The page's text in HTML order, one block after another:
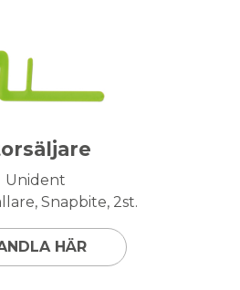
Unident
Snapbite, 2st.
HÄR